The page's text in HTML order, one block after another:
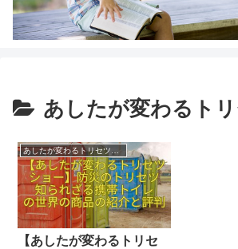
あしたが変わるト
あしたが変わるトリセツショー
【あしたが変わるトリセ